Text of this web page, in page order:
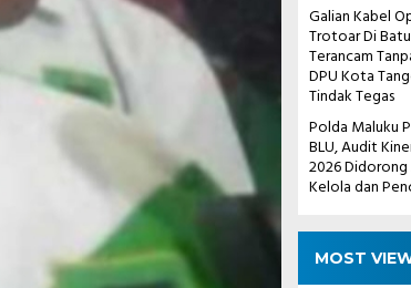
Galian Kabel
Trotoar Di
Terancam
DPU Kota
Tindak Tegas
Polda Maluku
BLU, Audit
2026 Didorong
Kelola dan
MOST